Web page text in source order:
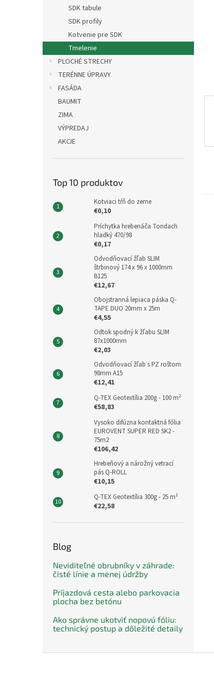
SDK tabule
SDK profily
Kotvenie pre SDK
Tmelenie
PLOCHÉ STRECHY
TERÉNNE ÚPRAVY
FASÁDA
BAUMIT
ZIMA
VÝPREDAJ
AKCIE
Top 10 produktov
Kotviaci tŕň do zeme
€0,10
Príchytka hrebenáča Tondach
hladký 470/98
€0,17
Odvodňovací žľab SLIM
štrbinový 174 x 96 x 1000mm
B125
€12,67
Obojstranná lepiaca páska Q-
TAPE DUO 20mm x 25m
€4,55
Odtok spodný k žľabu SLIM
87x1000mm
€2,03
Odvodňovací žľab s PZ roštom
98mm A15
€12,41
Q-TEX Geotextília 200g - 100 m²
€58,83
Vysoko difúzna kontaktná fólia
EUROVENT SUPER RED SK2 -
75m2
€106,42
Hrebeňový a nárožný vetrací
pás Q-ROLL
€10,15
Q-TEX Geotextília 300g - 25 m²
€22,58
Blog
Neviditeľné obrubníky v záhrade:
čisté línie a menej údržby
Príjazdová cesta alebo parkovacia
plocha bez betónu
Ako správne ukotviť nopovú fóliu:
technický postup a dôležité detaily